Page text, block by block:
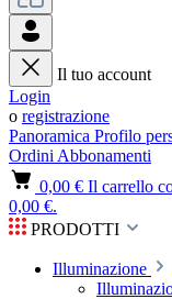
Il tuo account
Login
o registrazione
Panoramica Profilo
Ordini Abbonamenti
0,00 € Il carrello
0,00 €.
PRODOTTI
Illuminazione